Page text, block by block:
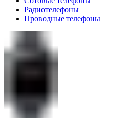
Радиотелефоны
Проводные телефоны